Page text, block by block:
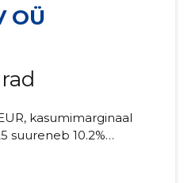
OÜ
kasumimarginaal
suureneb 10.2%